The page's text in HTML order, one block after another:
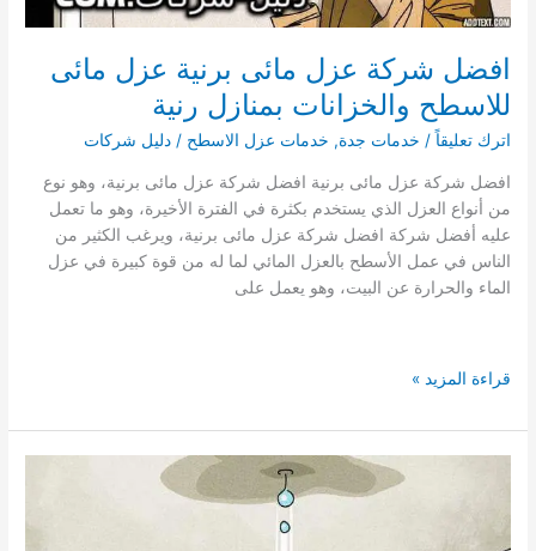
افضل شركة عزل مائى برنية عزل مائى
للاسطح والخزانات بمنازل رنية
اترك تعليقاً / خدمات جدة, خدمات عزل الاسطح /دليل شركات
افضل شركة عزل مائى برنية افضل شركة عزل مائى برنية، وهو نوع
من أنواع العزل الذي يستخدم بكثرة في الفترة الأخيرة، وهو ما تعمل
عليه أفضل شركة افضل شركة عزل مائى برنية، ويرغب الكثير من
الناس في عمل الأسطح بالعزل المائي لما له من قوة كبيرة في عزل
الماء والحرارة عن البيت، وهو يعمل على
افضل
عزل
مائى
مائى
قراءة المزيد »